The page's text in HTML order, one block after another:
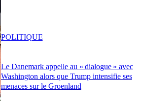
Le Danemark appelle au « dialogue » avec
Washington alors que Trump intensifie ses
menaces sur le Groenland
POLITIQUE